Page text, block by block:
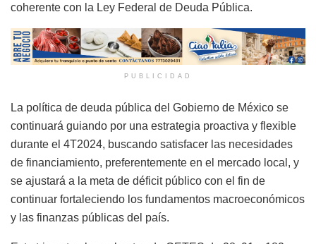
coherente con la Ley Federal de Deuda Pública.
PUBLICIDAD
La política de deuda pública del Gobierno de México se
continuará guiando por una estrategia proactiva y flexible
durante el 4T2024, buscando satisfacer las necesidades
de financiamiento, preferentemente en el mercado local, y
se ajustará a la meta de déficit público con el fin de
continuar fortaleciendo los fundamentos macroeconómicos
y las finanzas públicas del país.